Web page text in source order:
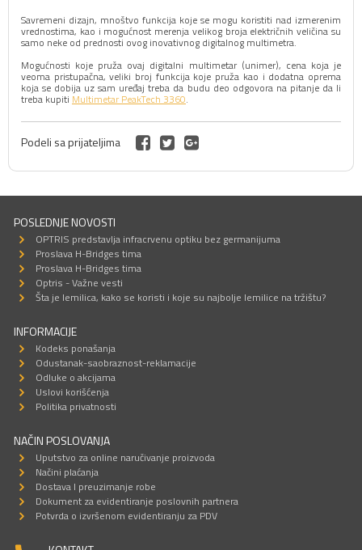
Savremeni dizajn, mnoštvo funkcija koje se mogu koristiti nad izmerenim
vrednostima, kao i mogućnost merenja velikog broja električnih veličina su
samo neke od prednosti ovog inovativnog digitalnog multimetra.
Mogućnosti koje pruža ovaj digitalni multimetar (unimer), cena koja je
veoma pristupačna, veliki broj funkcija koje pruža kao i dodatna oprema
koja se dobija uz sam uređaj treba da budu deo odgovora na pitanje da li
treba kupiti Multimetar PeakTech 3360.
Podeli sa prijateljima
POSLEDNJE NOVOSTI
OPTRIS predstavlja infracrvenu optiku bez germanijuma
Proslava H-Bridges tima
Proslava H-Bridges tima
Optris - Važne vesti
Šta je lemilica, kako se koristi i koje su najbolje lemilice na tržištu?
INFORMACIJE
Kodeks ponašanja
Odustanak-saobraznost-reklamacije
Odluke o akcijama
Uslovi korišćenja
Politika privatnosti
NAČIN POSLOVANJA
Uputstvo za online naručivanje proizvoda
Načini plaćanja
Dostava I preuzimanje robe
Dokument za evidentiranje poslovnih partnera
Potvrda o izvršenom evidentiranju za PDV